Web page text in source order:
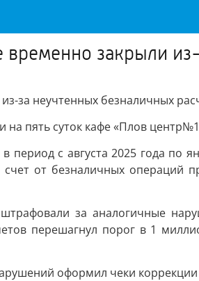
закрыли
за неучтенных безналичных
пять суток кафе «Плов
период с августа 2025 года
от безналичных операций
за аналогичные
перешагнул порог в 1
оформил чеки